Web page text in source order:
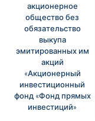
акционерное
общество без
обязательство
выкупа
эмитированных им
акций
«Акционерный
инвестиционный
фонд «Фонд прямых
инвестиций»